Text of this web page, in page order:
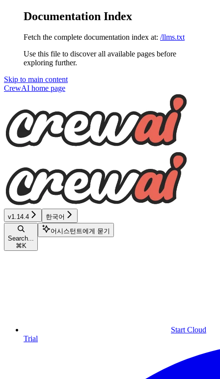
Documentation Index
Fetch the complete documentation index at: /llms.txt
Use this file to discover all available pages before
exploring further.
Skip to main content
CrewAI home page
v1.14.4 한국어
Search...
⌘ K
어시스턴트에게 묻기
Start Cloud
Trial